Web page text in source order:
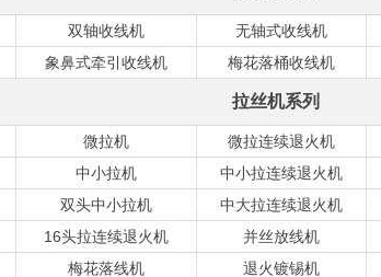
双轴收线机 无轴式收线机
象鼻式牵引收线机 梅花落桶收线机
拉丝机系列
微拉机 微拉连续退火机
中小拉机 中小拉连续退火机
双头中小拉机 中大拉连续退火机
16头拉连续退火机 并丝放线机
梅花落线机 退火镀锡机